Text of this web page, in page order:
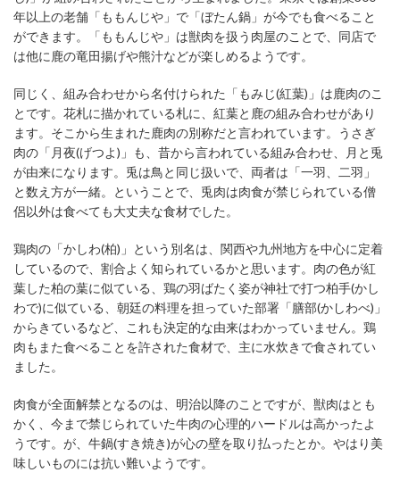
年以上の老舗「ももんじや」で「ぼたん鍋」が今でも食べること
ができます。「ももんじや」は獣肉を扱う肉屋のことで、同店で
は他に鹿の竜田揚げや熊汁などが楽しめるようです。
同じく、組み合わせから名付けられた「もみじ(紅葉)」は鹿肉のこ
とです。花札に描かれている札に、紅葉と鹿の組み合わせがあり
ます。そこから生まれた鹿肉の別称だと言われています。うさぎ
肉の「月夜(げつよ)」も、昔から言われている組み合わせ、月と兎
が由来になります。兎は鳥と同じ扱いで、両者は「一羽、二羽」
と数え方が一緒。ということで、兎肉は肉食が禁じられている僧
侶以外は食べても大丈夫な食材でした。
鶏肉の「かしわ(柏)」という別名は、関西や九州地方を中心に定着
しているので、割合よく知られているかと思います。肉の色が紅
葉した柏の葉に似ている、鶏の羽ばたく姿が神社で打つ柏手(かし
わで)に似ている、朝廷の料理を担っていた部署「膳部(かしわべ)」
からきているなど、これも決定的な由来はわかっていません。鶏
肉もまた食べることを許された食材で、主に水炊きで食されてい
ました。
肉食が全面解禁となるのは、明治以降のことですが、獣肉はとも
かく、今まで禁じられていた牛肉の心理的ハードルは高かったよ
うです。が、牛鍋(すき焼き)が心の壁を取り払ったとか。やはり美
味しいものには抗い難いようです。